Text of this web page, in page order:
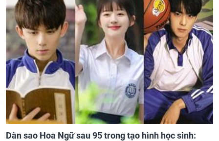
Dàn sao Hoa Ngữ sau 95 trong tạo hình học sinh: